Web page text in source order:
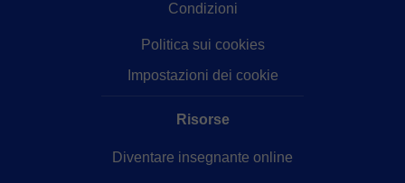
Condizioni
Politica sui cookies
Impostazioni dei cookie
Risorse
Diventare insegnante online